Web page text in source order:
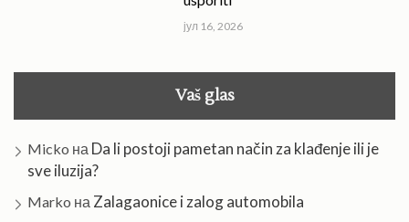
јул 16, 2026
Vaš glas
Micko на Da li postoji pametan način za klađenje ili je
sve iluzija?
Marko на Zalagaonice i zalog automobila